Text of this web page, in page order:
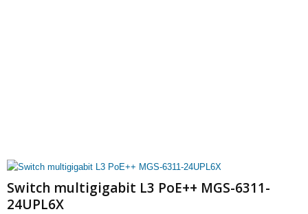
Switch multigigabit L3 PoE++ MGS-6311-
24UPL6X